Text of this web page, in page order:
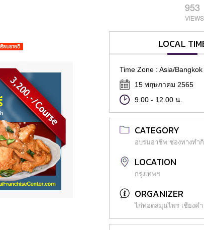
953
LOCAL
Time Zone : Asia/Bangkok
15 พฤษภาคม 2565
9.00 - 12.00 น.
CATEGORY
อบรมอาชีพ ช่องทางทำ
LOCATION
กรุงเทพฯ
ORGANIZER
ไก่ทอดสมุนไพร เชียงคำ